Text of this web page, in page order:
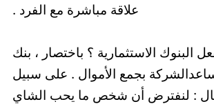
علاقة مباشرة مع الفرد .
البنوك الاستثمارية ؟ باختصار ، بنك
بجمع الأموال . على سبيل
: لنفترض أن شخص ما يحب الشاي